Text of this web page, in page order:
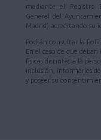
mediante el Registro
General del
Madrid) acreditando su
Podrán consultar la
En el caso de que
físicas distintas a la
inclusión, informarles
y poseer su